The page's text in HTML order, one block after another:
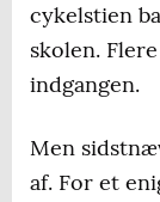
cykelstien
skolen.
indgangen.
Men
af. For et